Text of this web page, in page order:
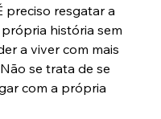
preciso resgatar a
história sem
a viver com mais
se trata de se
com a própria